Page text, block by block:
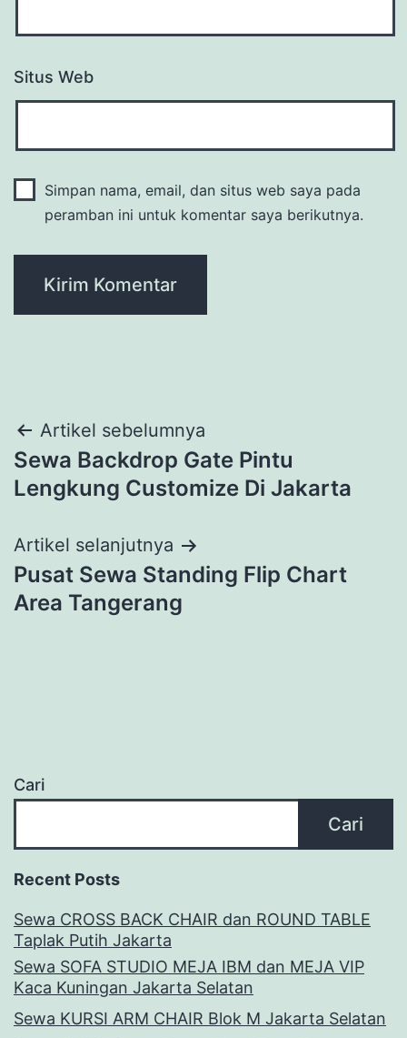
Situs Web
Simpan nama, email, dan situs web saya pada
peramban ini untuk komentar saya berikutnya.
Navigasi
pos
Artikel sebelumnya
Sewa Backdrop Gate Pintu
Lengkung Customize Di Jakarta
Artikel selanjutnya
Pusat Sewa Standing Flip Chart
Area Tangerang
Cari
Cari
Recent Posts
Sewa CROSS BACK CHAIR dan ROUND TABLE
Taplak Putih Jakarta
Sewa SOFA STUDIO MEJA IBM dan MEJA VIP
Kaca Kuningan Jakarta Selatan
Sewa KURSI ARM CHAIR Blok M Jakarta Selatan